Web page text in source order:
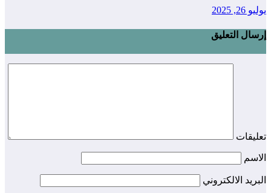
2025
التعليق
الالكتروني